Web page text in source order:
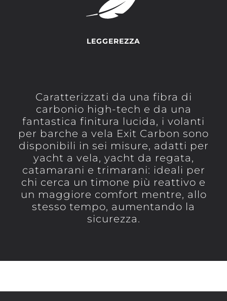
LEGGEREZZA
Caratterizzati da una fibra di
carbonio high-tech e da una
fantastica finitura lucida, i volanti
per barche a vela Exit Carbon sono
disponibili in sei misure, adatti per
yacht a vela, yacht da regata,
catamarani e trimarani: ideali per
chi cerca un timone più reattivo e
un maggiore comfort mentre, allo
stesso tempo, aumentando la
sicurezza.